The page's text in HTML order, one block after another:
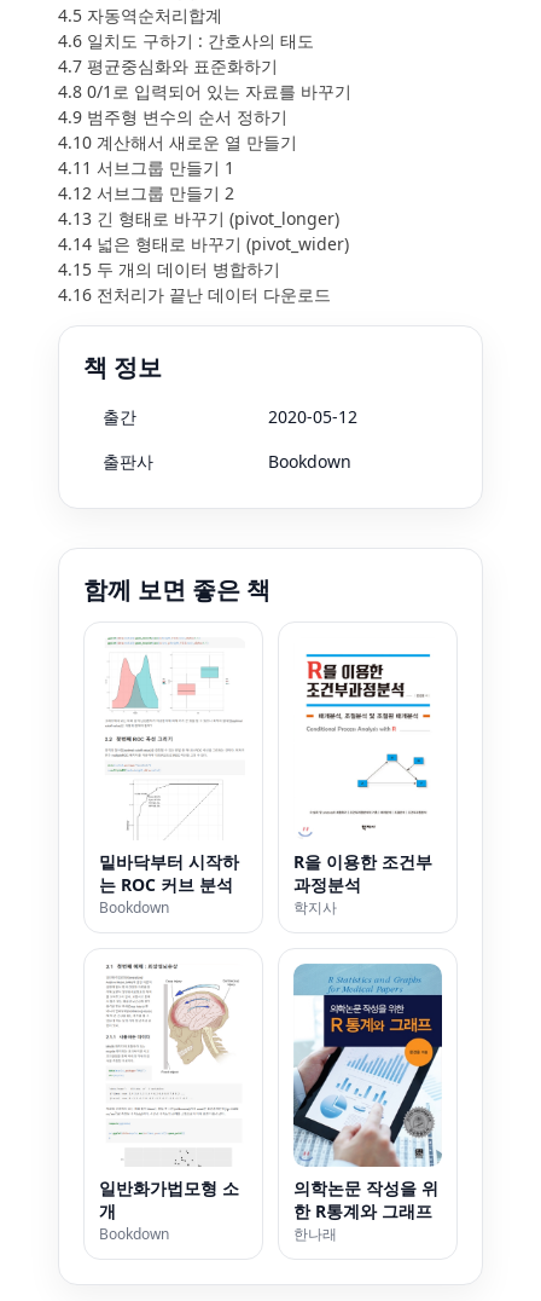
4.5 자동역순처리합계
4.6 일치도 구하기 : 간호사의 태도
4.7 평균중심화와 표준화하기
4.8 0/1로 입력되어 있는 자료를 바꾸기
4.9 범주형 변수의 순서 정하기
4.10 계산해서 새로운 열 만들기
4.11 서브그룹 만들기 1
4.12 서브그룹 만들기 2
4.13 긴 형태로 바꾸기 (pivot_longer)
4.14 넓은 형태로 바꾸기 (pivot_wider)
4.15 두 개의 데이터 병합하기
4.16 전처리가 끝난 데이터 다운로드
책 정보
출간
2020-05-12
출판사
Bookdown
함께 보면 좋은 책
밑바닥부터 시작하
는 ROC 커브 분석
Bookdown
R을 이용한 조건부
과정분석
학지사
일반화가법모형 소
개
Bookdown
의학논문 작성을 위
한 R통계와 그래프
한나래